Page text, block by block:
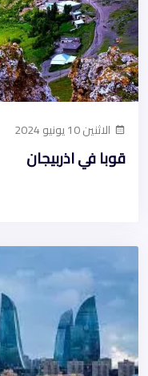
الاثنين 10 يونيو 2024
قوبا في اذربيجان